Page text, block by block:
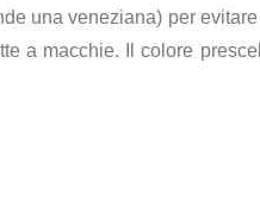
una veneziana) per evitare
a macchie. Il colore